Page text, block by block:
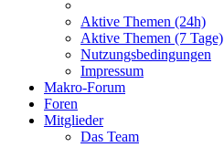
Aktive Themen (24h)
Aktive Themen (7 Tage)
Nutzungsbedingungen
Impressum
Makro-Forum
Foren
Mitglieder
Das Team